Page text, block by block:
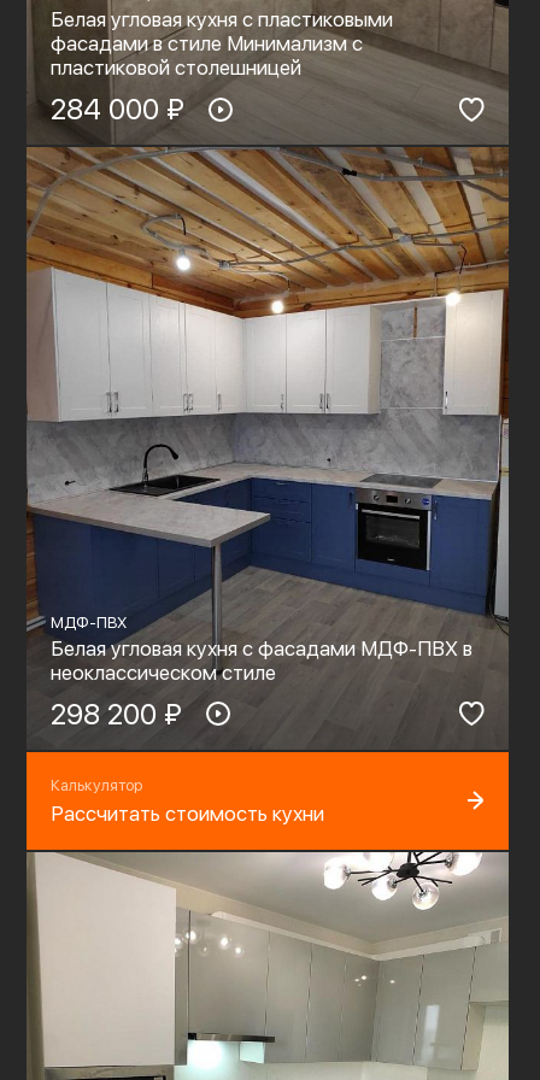
Белая угловая кухня с пластиковыми
фасадами в стиле Минимализм с
пластиковой столешницей
284 000 ₽
МДФ-ПВХ
Белая угловая кухня с фасадами МДФ-ПВХ в
неоклассическом стиле
298 200 ₽
Калькулятор
Рассчитать стоимость кухни